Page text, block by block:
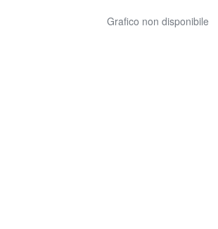
Grafico non disponibile